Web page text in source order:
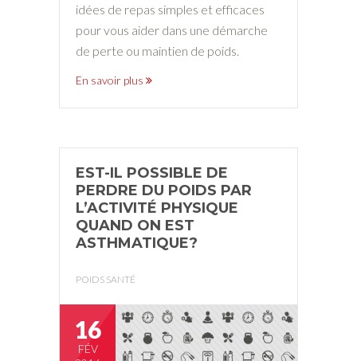
idées de repas simples et efficaces
pour vous aider dans une démarche
de perte ou maintien de poids.
En savoir plus
EST-IL POSSIBLE DE
PERDRE DU POIDS PAR
L’ACTIVITÉ PHYSIQUE
QUAND ON EST
ASTHMATIQUE?
POIDS SANTÉ
16
FÉV